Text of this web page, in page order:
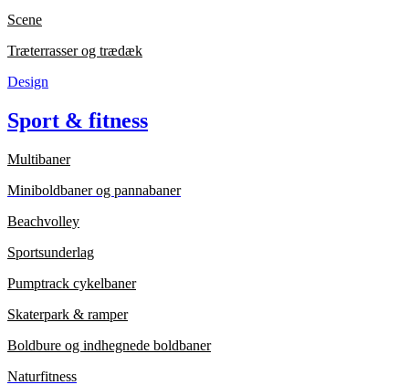
Scene
Træterrasser og trædæk
Design
Sport & fitness
Multibaner
Miniboldbaner og pannabaner
Beachvolley
Sportsunderlag
Pumptrack cykelbaner
Skaterpark & ramper
Boldbure og indhegnede boldbaner
Naturfitness